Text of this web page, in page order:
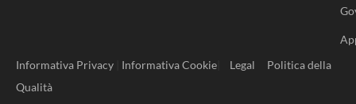
Informativa Privacy
Informativa Cookie Legal
Politica della
Qualità